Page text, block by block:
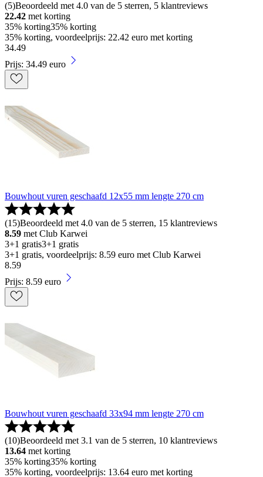
(5)Beoordeeld met 4.0 van de 5 sterren, 5 klantreviews
22.42 met korting
35% korting35% korting
35% korting, voordeelprijs: 22.42 euro met korting
34.49
Prijs: 34.49 euro
Bouwhout vuren geschaafd 12x55 mm lengte 270 cm
(15)Beoordeeld met 4.0 van de 5 sterren, 15 klantreviews
8.59 met Club Karwei
3+1 gratis3+1 gratis
3+1 gratis, voordeelprijs: 8.59 euro met Club Karwei
8.59
Prijs: 8.59 euro
Bouwhout vuren geschaafd 33x94 mm lengte 270 cm
(10)Beoordeeld met 3.1 van de 5 sterren, 10 klantreviews
13.64 met korting
35% korting35% korting
35% korting, voordeelprijs: 13.64 euro met korting